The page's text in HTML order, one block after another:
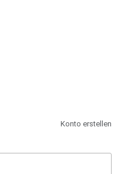
Konto erstellen